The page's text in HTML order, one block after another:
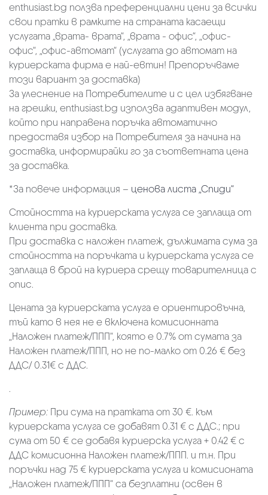
enthusiast.bg ползва преференциални цени за всички
свои пратки в рамките на страната касаещи
услугата „врата- врата“, „врата - офис“, „oфис-
офис“, „офис-автомат“ (услугата до автомат на
куриерската фирма е най-евтин! Препоръчваме
този вариант за доставка)
За улеснение на Потребителите и с цел избягване
на грешки, enthusiast.bg използва адаптивен модул,
който при направена поръчка автоматично
предоставя избор на Потребителя за начина на
доставка, информирайки го за съответната цена
за доставка.
*За повече информация – ценова листа „Спиди“
Стойността на куриерската услуга се заплаща от
клиента при доставка.
При доставка с наложен платеж, дължимата сума за
стойността на поръчката и куриерската услуга се
заплаща в брой на куриера срещу товарителница с
опис.
Цената за куриерската услуга е ориентировъчна,
тъй като в нея не е включена комисионната
„Наложен платеж/ППП“, която е 0.7% от сумата за
Наложен платеж/ППП, но не по-малко от 0.26 € без
ДДС/ 0.31€ с ДДС.
.
Пример: При сума на пратката от 30 €. към
куриерската услуга се добавят 0.31 € с ДДС.; при
сума от 50 € се добавя куриерска услуга + 0.42 € с
ДДС комисионна Наложен платеж/ППП. и т.н. При
поръчки над 75 € куриерската услуга и комисионата
„Наложен платеж/ППП“ са безплатни (освен в